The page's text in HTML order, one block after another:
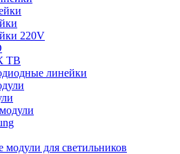
220V
ТВ
линейки
модули для светильников